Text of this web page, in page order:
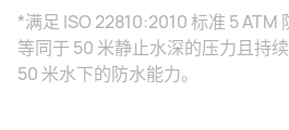
*满足 ISO 22810:2010 标准 5 ATM
等同于 50 米静止水深的压力且持
50 米水下的防水能力。